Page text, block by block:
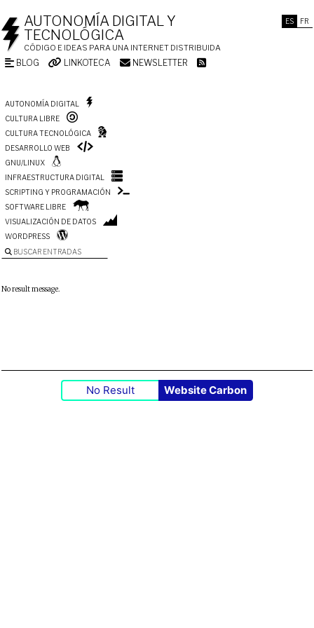
ES FR
AUTONOMÍA DIGITAL Y
TECNOLÓGICA
CÓDIGO E IDEAS PARA UNA INTERNET DISTRIBUIDA
BLOG LINKOTECA NEWSLETTER
AUTONOMÍA DIGITAL
CULTURA LIBRE
CULTURA TECNOLÓGICA
DESARROLLO WEB
GNU/LINUX
INFRAESTRUCTURA DIGITAL
SCRIPTING Y PROGRAMACIÓN
SOFTWARE LIBRE
VISUALIZACIÓN DE DATOS
WORDPRESS
BUSCAR ENTRADAS
No result message.
No Result Website Carbon